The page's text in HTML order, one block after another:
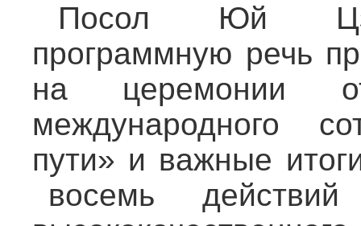
Посол Юй
программную речь
на церемонии
международного
пути» и важные
восемь